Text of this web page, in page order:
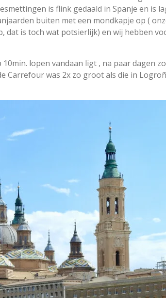
is flink gedaald in Spanje en is
buiten met een mondkapje op (
dat is toch wat potsierlijk) en wij hebben
lopen vandaan ligt , na paar dagen
Carrefour was 2x zo groot als die in